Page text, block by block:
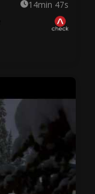
14min 47s